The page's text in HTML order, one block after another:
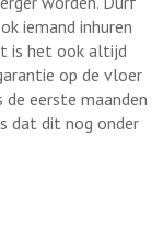
iemand inhuren
is het ook altijd
op de vloer
eerste maanden
dat dit nog onder